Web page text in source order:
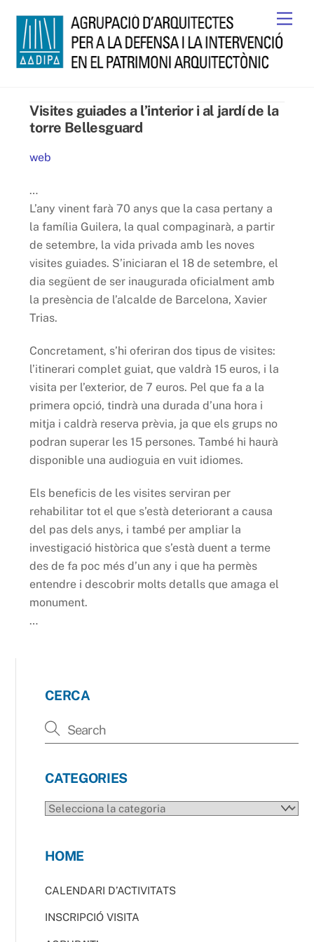
content
Visites guiades a l’interior i al jardí de la
torre Bellesguard
web
…
L’any vinent farà 70 anys que la casa pertany a
la família Guilera, la qual compaginarà, a partir
de setembre, la vida privada amb les noves
visites guiades. S’iniciaran el 18 de setembre, el
dia següent de ser inaugurada oficialment amb
la presència de l’alcalde de Barcelona, Xavier
Trias.
Concretament, s’hi oferiran dos tipus de visites:
l’itinerari complet guiat, que valdrà 15 euros, i la
visita per l’exterior, de 7 euros. Pel que fa a la
primera opció, tindrà una durada d’una hora i
mitja i caldrà reserva prèvia, ja que els grups no
podran superar les 15 persones. També hi haurà
disponible una audioguia en vuit idiomes.
Els beneficis de les visites serviran per
rehabilitar tot el que s’està deteriorant a causa
del pas dels anys, i també per ampliar la
investigació històrica que s’està duent a terme
des de fa poc més d’un any i que ha permès
entendre i descobrir molts detalls que amaga el
monument.
…
CERCA
CATEGORIES
CATEGORIES
HOME
CALENDARI D’ACTIVITATS
INSCRIPCIÓ VISITA